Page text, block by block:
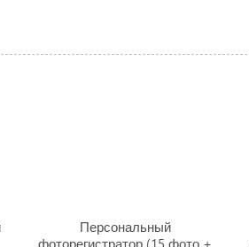
Персональный
фоторегистратор (15 фото +